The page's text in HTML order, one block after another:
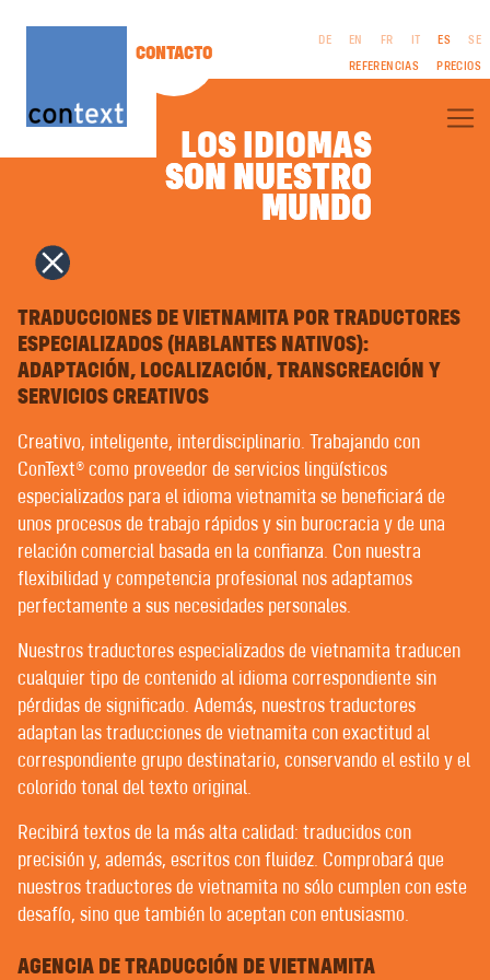
LOS IDIOMAS
SON NUESTRO
MUNDO
SON NUESTRO
MUNDO
DE EN FR IT ES
SE
REFERENCIAS
PRECIOS
CINE Y TELEVISIÓN | GUIONES
COMUNICACIÓN CORPORATIVA
COPYWRITING | TEXTOS PUBLICITARIOS
NAMING | NOMBRES DE MARCA
DISEÑO GRÁFICO | MULTIMEDIA
AUTOEDICIÓN EN LENGUA EXTRANJERA | PREIMPRESIÓN
CURSOS DE IDIOMAS | COACHING
LECTURA FÁCIL | LENGUAJE CLARO
TRADUCCIÓN AUTOMÁTICA CON INTELIGENCIA ARTIFICIAL
POST-EDICIÓN | CORRECCIÓN
EDICIÓN Y CORRECCIÓN
BIENVENIDOS A CONTEXT® –
TRADUCTORES | REDACTORES |
REVISORES
OFRECEMOS A NUESTROS MEJORES CLIENTES UN
ASESORAMIENTO MUY PERSONALIZADO. QUÉ
SUERTE QUE NUESTROS CLIENTES SEAN LOS
MEJORES.
Casi no existe ninguna agencia de traducción que no
afirme que mantiene una relación personal y de
confianza con sus clientes. Lo que no siempre está
AVISO LEGAL
POLÍTICA DE
PRIVACIDAD
TRADUCCIONES DE VIETNAMITA POR TRADUCTORES
ESPECIALIZADOS (HABLANTES NATIVOS):
ADAPTACIÓN, LOCALIZACIÓN, TRANSCREACIÓN Y
SERVICIOS CREATIVOS
Creativo, inteligente, interdisciplinario. Trabajando con
ConText® como proveedor de servicios lingüísticos
especializados para el idioma vietnamita se beneficiará de
unos procesos de trabajo rápidos y sin burocracia y de una
relación comercial basada en la confianza. Con nuestra
flexibilidad y competencia profesional nos adaptamos
perfectamente a sus necesidades personales.
Nuestros traductores especializados de vietnamita traducen
cualquier tipo de contenido al idioma correspondiente sin
pérdidas de significado. Además, nuestros traductores
adaptan las traducciones de vietnamita con exactitud al
correspondiente grupo destinatario, conservando el estilo y el
colorido tonal del texto original.
Recibirá textos de la más alta calidad: traducidos con
precisión y, además, escritos con fluidez. Comprobará que
nuestros traductores de vietnamita no sólo cumplen con este
desafío, sino que también lo aceptan con entusiasmo.
AGENCIA DE TRADUCCIÓN DE VIETNAMITA
CONTACTO